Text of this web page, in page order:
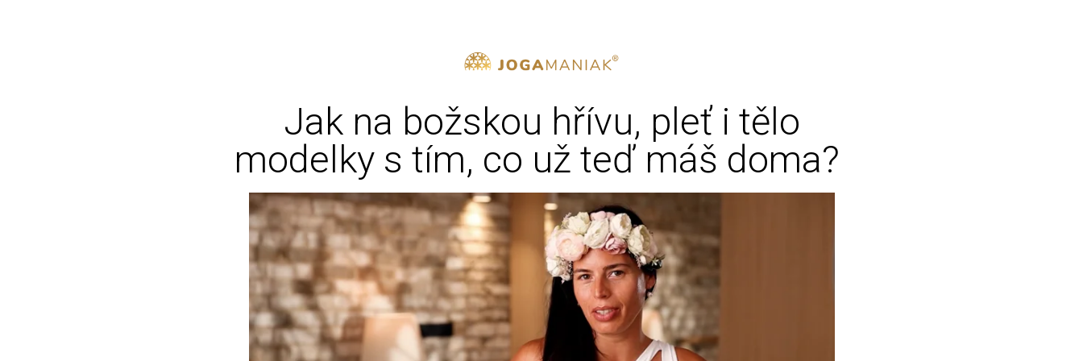
Jak na božskou hřívu, pleť i tělo
modelky s tím, co už teď máš doma?